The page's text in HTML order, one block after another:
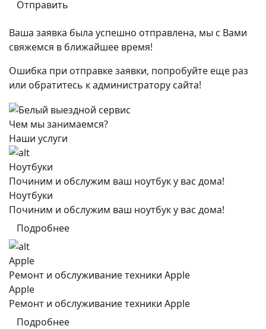
Ваша заявка была успешно отправлена, мы с Вами
свяжемся в ближайшее время!
Ошибка при отправке заявки, попробуйте еще раз
или обратитесь к администратору сайта!
Чем мы занимаемся?
Наши услуги
Ноутбуки
Починим и обслужим ваш ноутбук у вас дома!
Ноутбуки
Починим и обслужим ваш ноутбук у вас дома!
Подробнее
Apple
Ремонт и обслуживание техники Apple
Apple
Ремонт и обслуживание техники Apple
Подробнее